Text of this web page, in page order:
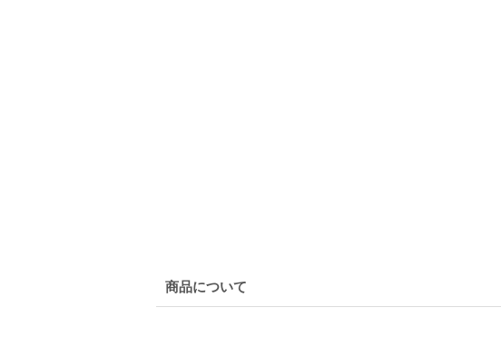
商品について